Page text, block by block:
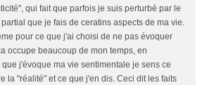
qui fait que parfois je suis perturbé par le
que je fais de ceratins aspects de ma vie.
pour ce que j'ai choisi de ne pas évoquer
occupe beaucoup de mon temps, en
j'évoque ma vie sentimentale je sens ce
la "réalité" et ce que j'en dis. Ceci dit les faits